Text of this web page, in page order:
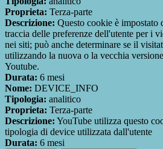
Proprieta: Terza-parte
Descrizione: Questo cookie è impostato
traccia delle preferenze dell'utente per i
nei siti; può anche determinare se il
utilizzando la nuova o la vecchia
Youtube.
Durata: 6 mesi
Nome: DEVICE_INFO
Tipologia: analitico
Proprieta: Terza-parte
Descrizione: YouTube utilizza questo
tipologia di device utilizzata dall'utente
Durata: 6 mesi